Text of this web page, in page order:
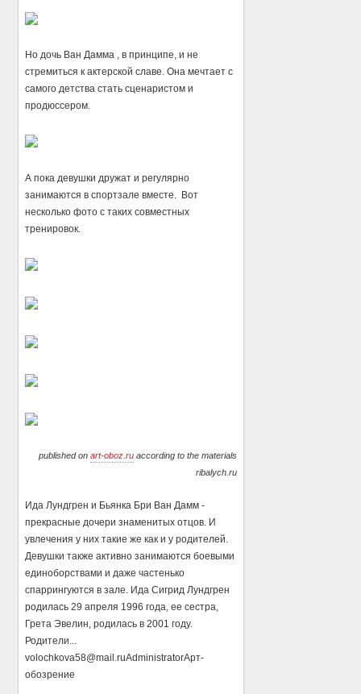
Но дочь Ван Дамма , в принципе, и не
стремиться к актерской славе. Она мечтает с
самого детства стать сценаристом и
продюссером.
А пока девушки дружат и регулярно
занимаются в спортзале вместе. Вот
несколько фото с таких совместных
тренировок.
published on art-oboz.ruaccording to the materials
ribalych.ru
Ида Лундгpeн и Бьянка Бри Ван Дамм -
прекрасные дочери знаменитых отцов. И
увлечения у них такие же как и у родителей.
Девушки также активно занимаются боевыми
единоборствами и даже частенько
спаррингуются в зале. Ида Сигрид Лундгрен
родилась 29 апреля 1996 года, ее сестра,
Грета Эвелин, родилась в 2001 году.
Родители...
volochkova58@mail.ruAdministratorАрт-
обозрение